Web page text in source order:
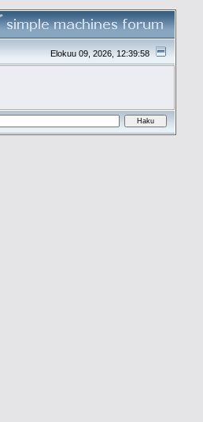
Elokuu 09, 2026, 12:39:58